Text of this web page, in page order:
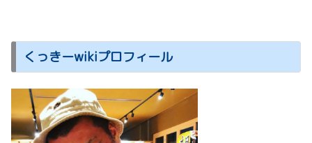
くっきーwikiプロフィール